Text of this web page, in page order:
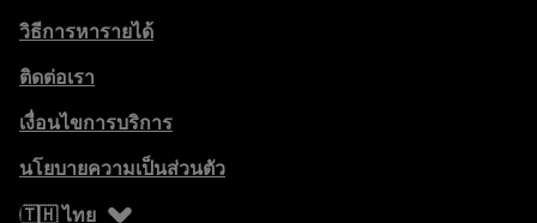
วิธีการหารายได้
ติดต่อเรา
เงื่อนไขการบริการ
นโยบายความเป็นส่วนตัว
🇹🇭 ไทย